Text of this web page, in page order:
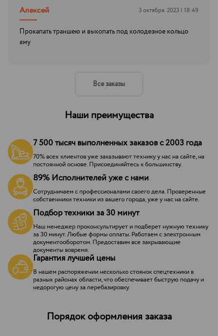
Алексей 3 октября. 2023 | 18:49
Прокапать траншею и выкопать под колодезное кольцо
яму
Все заказы
Наши преимущества
7 500 тысяч выполненных заказов с 2003 года
70% всех клиентов уже заказывают технику у нас на сайте, на
постоянной основе. Присоединяйтесь к большинству.
89% Исполнителей уже с нами
Сотрудничаем с профессионалами своего дела. Проверенные
собственники техники из вашего города, уже у нас на сайте.
Подбор техники за 30 минут
Наш менеджер проконсультирует и подберет нужную технику
за 30 минут. Любые формы оплаты. Работаем с электронным
документооборотом. Предоставим все закрывающие
документы вовремя.
Гарантия лучшей цены
В нашем распоряжении несколько стоянок спецтехники в
разных районах области, что обеспечивает быструю подачу и
недорогую цену за перебазировку.
Порядок оформления заказа